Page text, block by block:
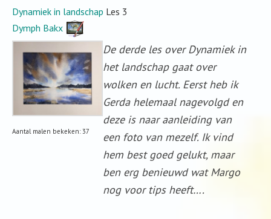
Dynamiek in landschap Les 3
Dymph Bakx
Aantal malen bekeken: 37
De derde les over Dynamiek in
het landschap gaat over
wolken en lucht. Eerst heb ik
Gerda helemaal nagevolgd en
deze is naar aanleiding van
een foto van mezelf. Ik vind
hem best goed gelukt, maar
ben erg benieuwd wat Margo
nog voor tips heeft….